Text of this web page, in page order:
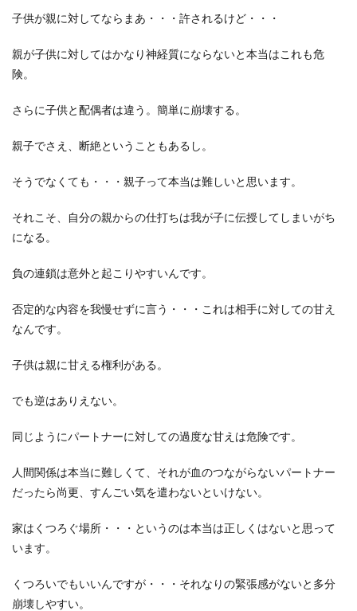
子供が親に対してならまあ・・・許されるけど・・・
親が子供に対してはかなり神経質にならないと本当はこれも危
険。
さらに子供と配偶者は違う。簡単に崩壊する。
親子でさえ、断絶ということもあるし。
そうでなくても・・・親子って本当は難しいと思います。
それこそ、自分の親からの仕打ちは我が子に伝授してしまいがち
になる。
負の連鎖は意外と起こりやすいんです。
否定的な内容を我慢せずに言う・・・これは相手に対しての甘え
なんです。
子供は親に甘える権利がある。
でも逆はありえない。
同じようにパートナーに対しての過度な甘えは危険です。
人間関係は本当に難しくて、それが血のつながらないパートナー
だったら尚更、すんごい気を遣わないといけない。
家はくつろぐ場所・・・というのは本当は正しくはないと思って
います。
くつろいでもいいんですが・・・それなりの緊張感がないと多分
崩壊しやすい。